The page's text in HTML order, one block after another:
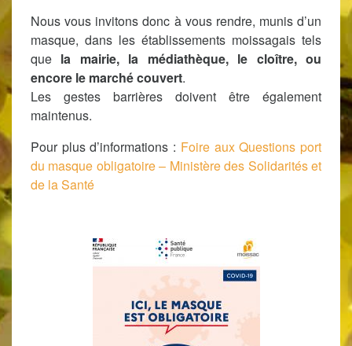
Nous vous invitons donc à vous rendre, munis d’un
masque, dans les établissements moissagais tels
que la mairie, la médiathèque, le cloître, ou
encore le marché couvert.
Les gestes barrières doivent être également
maintenus.
Pour plus d’informations : Foire aux Questions port
du masque obligatoire – Ministère des Solidarités et
de la Santé